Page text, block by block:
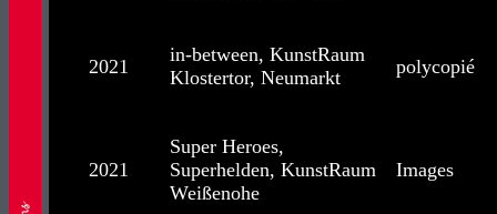
2021
in-between, KunstRaum
Klostertor, Neumarkt
polycopié
2021
Super Heroes,
Superhelden, KunstRaum
Weißenohe
Images